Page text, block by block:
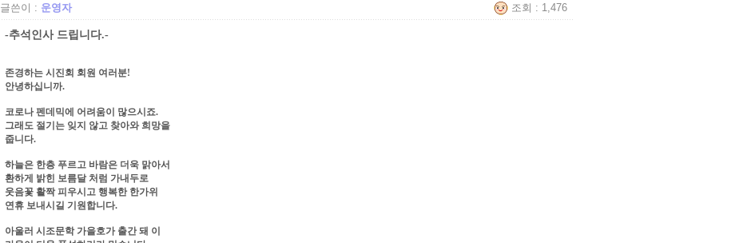
글쓴이 : 운영자 조회 : 1,476
-추석인사 드립니다.-
존경하는 시진회 회원 여러분!
안녕하십니까.
코로나 펜데믹에 어려움이 많으시죠.
그래도 절기는 잊지 않고 찾아와 희망을
줍니다.
하늘은 한층 푸르고 바람은 더욱 맑아서
환하게 밝힌 보름달 처럼 가내두로
웃음꽃 활짝 피우시고 행복한 한가위
연휴 보내시길 기원합니다.
아울러 시조문학 가을호가 출간 돼 이